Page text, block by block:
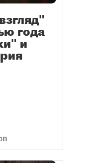
года
и